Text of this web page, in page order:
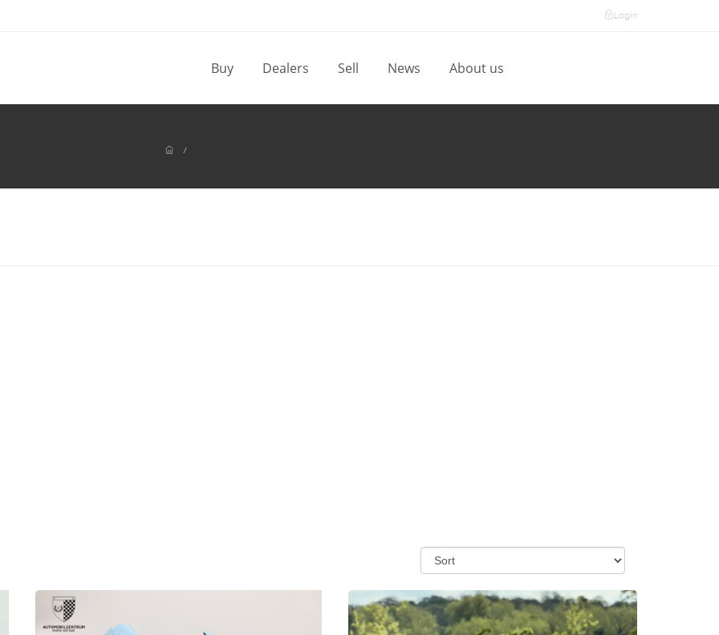
Login
Buy Dealers Sell News About us
/